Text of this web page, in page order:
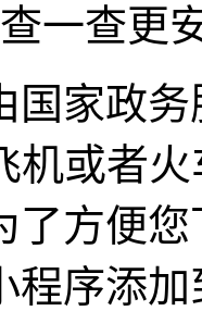
一查更
国家政
机或者
了方便
程序添